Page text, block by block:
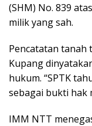
(SHM) No. 839
milik yang sah.
Pencatatan tanah
Kupang
hukum. “SPTK
sebagai bukti hak
IMM NTT